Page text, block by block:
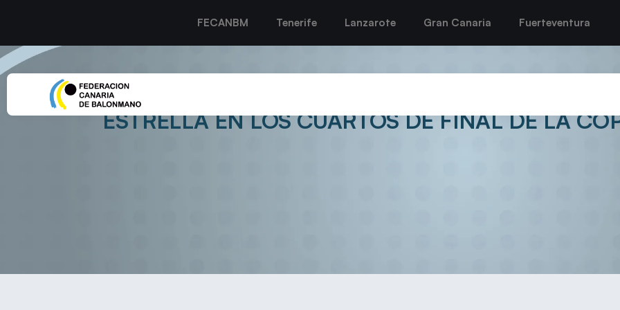
FECANBM Tenerife Lanzarote Gran Canaria Fuerteventura
ROCASA GRAN CANARIA VS SUPER AMARA BERA
ESTRELLA EN LOS CUARTOS DE FINAL DE LA